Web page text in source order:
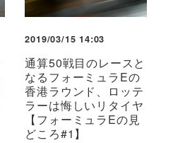
2019/03/15 14:03
通算50戦目のレースと
なるフォーミュラEの
香港ラウンド、ロッテ
ラーは悔しいリタイヤ
【フォーミュラEの見
どころ#1】